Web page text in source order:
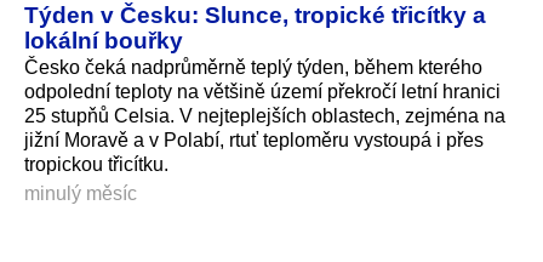
Týden v Česku: Slunce, tropické třicítky a
lokální bouřky
Česko čeká nadprůměrně teplý týden, během kterého
odpolední teploty na většině území překročí letní hranici
25 stupňů Celsia. V nejteplejších oblastech, zejména na
jižní Moravě a v Polabí, rtuť teploměru vystoupá i přes
tropickou třicítku.
minulý měsíc